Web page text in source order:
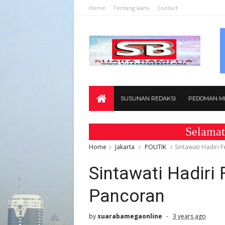
Home Tentang kami Contact
SUSUNAN REDAKSI PEDOMAN
Selamat
Home Jakarta POLITIK Sintawati Hadiri
Sintawati Hadiri
Pancoran
by suarabamegaonline 3 years ago